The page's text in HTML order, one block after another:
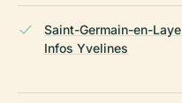
Saint-Germain-en-
Infos Yvelines